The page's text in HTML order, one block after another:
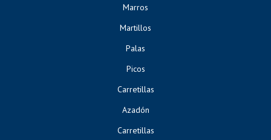
Marros
Martillos
Palas
Picos
Carretillas
Azadón
Carretillas